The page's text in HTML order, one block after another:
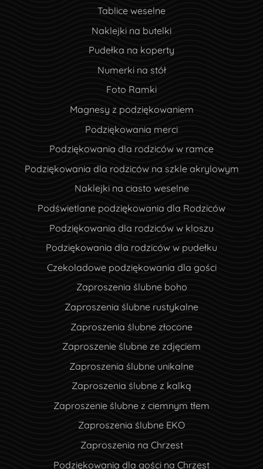
Tablice weselne
Naklejki na butelki
Pudełka na koperty
Numerki na stół
Foto Ramki
Magnesy z podziękowaniem
Podziękowania merci
Podziękowania dla rodziców w ramce
Podziękowania dla rodziców na szkle akrylowym
Naklejki na ciasto weselne
Podświetlane podziękowania dla Rodziców
Podziękowania dla rodziców w kloszu
Podziękowania dla rodziców w pudełku
Czekoladowe podziękowania dla gości
Zaproszenia ślubne boho
Zaproszenia ślubne rustykalne
Zaproszenia ślubne złocone
Zaproszenie ślubne ze zdjęciem
Zaproszenia ślubne unikalne
Zaproszenia ślubne z kalką
Zaproszenie ślubne z ciemnym tłem
Zaproszenia ślubne EKO
Zaproszenia na Chrzest
Podziękowania dla gości na Chrzest